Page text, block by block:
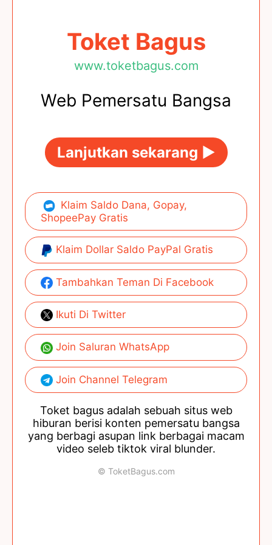
Toket Bagus
www.toketbagus.com
Web Pemersatu Bangsa
Lanjutkan sekarang ►
Klaim Saldo Dana, Gopay,
ShopeePay Gratis
Klaim Dollar Saldo PayPal Gratis
Tambahkan Teman Di Facebook
Ikuti Di Twitter
Join Saluran WhatsApp
Join Channel Telegram
Toket bagus adalah sebuah situs web
hiburan berisi konten pemersatu bangsa
yang berbagi asupan link berbagai macam
video seleb tiktok viral blunder.
© ToketBagus.com